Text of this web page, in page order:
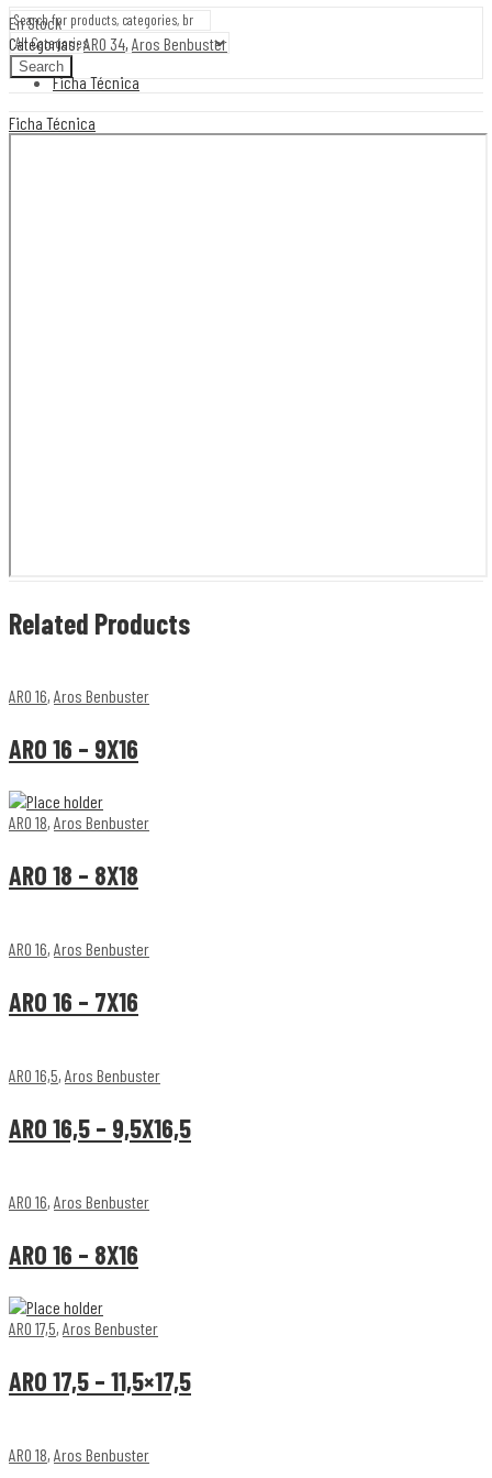
Search
En Stock
Categorías:ARO 34, Aros Benbuster
Ficha Técnica
Ficha Técnica
Related Products
ARO 16, Aros Benbuster
ARO 16 – 9X16
ARO 18, Aros Benbuster
ARO 18 – 8X18
ARO 16, Aros Benbuster
ARO 16 – 7X16
ARO 16,5, Aros Benbuster
ARO 16,5 – 9,5X16,5
ARO 16, Aros Benbuster
ARO 16 – 8X16
ARO 17,5, Aros Benbuster
ARO 17,5 – 11,5×17,5
ARO 18, Aros Benbuster